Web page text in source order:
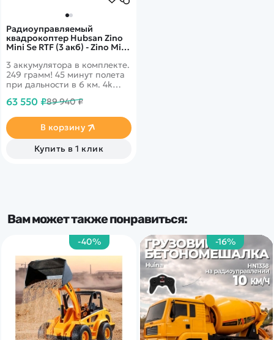
Радиоуправляемый
квадрокоптер Hubsan Zino
Mini Se RTF (3 акб) - Zino Mini
3 аккумулятора в комплекте.
249 грамм! 45 минут полета
при дальности в 6 км. 4k
трансляция 1080p на
63 550 ₽89 940 ₽
В корзину
Купить в 1 клик
Вам может также понравиться:
-16%
-40%